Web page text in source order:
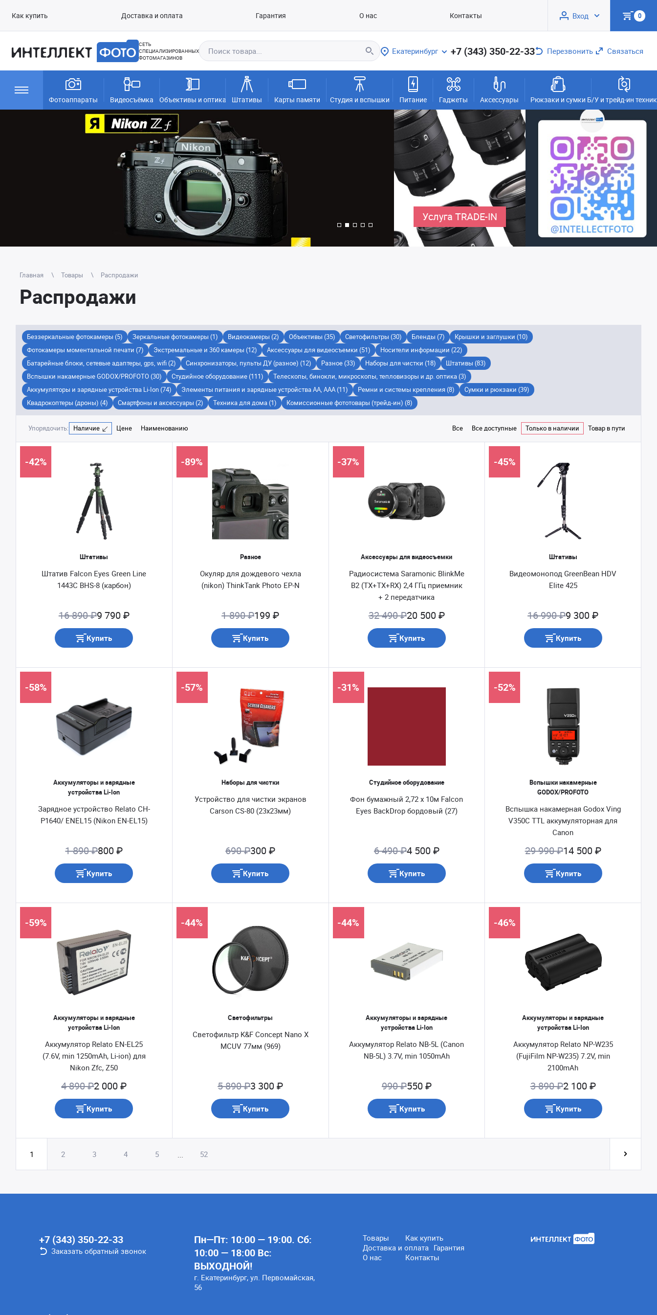
Как купить Доставка и оплата Гарантия О нас Контакты Вход 0
СЕТЬ
СПЕЦИАЛИЗИРОВАННЫХ
ФОТОМАГАЗИНОВ
Екатеринбург +7 (343) 350-22-33 Перезвонить Связаться
Фотоаппараты Видеосъёмка Объективы и оптика Штативы Карты памяти Студия и вспышки Питание Гаджеты Аксессуары Рюкзаки и сумки Б/У и трейд-ин
Услуга TRADE-IN
Главная Товары Распродажи
Распродажи
Беззеркальные фотокамеры (5) Зеркальные фотокамеры (1) Видеокамеры (2) Объективы (35) Светофильтры (30) Бленды (7)
Крышки и заглушки (10)
Фотокамеры моментальной печати (7)
Экстремальные и 360 камеры (12) Аксессуары для видеосъемки (51)
Носители информации (22)
Батарейные блоки, сетевые адаптеры, gps, wifi (2)
Синхронизаторы, пульты ДУ (разное) (12) Разное (33) Наборы для чистки (18)
Штативы (83)
Вспышки накамерные GODOX/PROFOTO (30)
Студийное оборудование (111)
Телескопы, бинокли, микроскопы, тепловизоры и др. оптика (3)
Аккумуляторы и зарядные устройства Li-Ion (74)
Элементы питания и зарядные устройства AA, AAA (11) Ремни и системы крепления (8)
Сумки и рюкзаки (39)
Квадрокоптеры (дроны) (4)
Смартфоны и аксессуары (2) Техника для дома (1) Комиссионные фототовары (трейд-ин) (8)
Упорядочить: Наличие Цене Наименованию Все Все доступные Только в наличии Товар в пути
Штативы
Штатив Falcon Eyes Green Line
1443С BHS-8 (карбон)
-42%
16 890 ₽9 790 ₽
Купить
Разное
Окуляр для дождевого чехла
(nikon) ThinkTank Photo EP-N
-89%
1 890 ₽199 ₽
Купить
Аксессуары для видеосъемки
Радиосистема Saramonic BlinkMe
B2 (TX+TX+RX) 2,4 ГГц приемник
+ 2 передатчика
-37%
32 490 ₽20 500 ₽
Купить
Штативы
Видеомонопод GreenBean HDV
Elite 425
-45%
16 990 ₽9 300 ₽
Купить
Аккумуляторы и зарядные
устройства Li-Ion
Зарядное устройство Relato CH-
P1640/ ENEL15 (Nikon EN-EL15)
-58%
1 890 ₽800 ₽
Купить
Наборы для чистки
Устройство для чистки экранов
Carson CS-80 (23х23мм)
-57%
690 ₽300 ₽
Купить
Студийное оборудование
Фон бумажный 2,72 x 10м Falcon
Eyes BackDrop бордовый (27)
-31%
6 490 ₽4 500 ₽
Купить
Вспышки накамерные
GODOX/PROFOTO
Вспышка накамерная Godox Ving
V350C TTL аккумуляторная для
Canon
-52%
29 990 ₽14 500 ₽
Купить
Аккумуляторы и зарядные
устройства Li-Ion
Аккумулятор Relato EN-EL25
(7.6V, min 1250mAh, Li-ion) для
Nikon Zfc, Z50
-59%
4 890 ₽2 000 ₽
Купить
Светофильтры
Светофильтр K&F Concept Nano X
MCUV 77мм (969)
-44%
5 890 ₽3 300 ₽
Купить
Аккумуляторы и зарядные
устройства Li-Ion
Аккумулятор Relato NB-5L (Canon
NB-5L) 3.7V, min 1050mAh
-44%
990 ₽550 ₽
Купить
Аккумуляторы и зарядные
устройства Li-Ion
Аккумулятор Relato NP-W235
(FujiFilm NP-W235) 7.2V, min
2100mAh
-46%
3 890 ₽2 100 ₽
Купить
1 2 3 4 5 ... 52
+7 (343) 350-22-33
Заказать обратный звонок
Пн—Пт: 10:00 — 19:00. Сб:
10:00 — 18:00 Вс:
ВЫХОДНОЙ!
г. Екатеринбург, ул. Первомайская,
56
Товары
Как купить
Доставка и оплата Гарантия
О нас
Контакты